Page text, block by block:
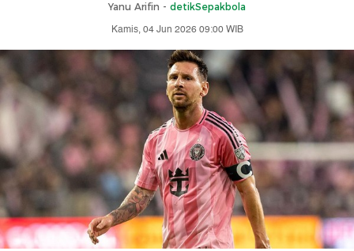
Yanu Arifin - detikSepakbola
Kamis, 04 Jun 2026 09:00 WIB